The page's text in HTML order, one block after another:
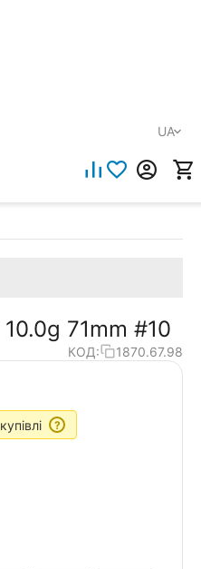
UA
71mm #10
КОД: 1870.67.98
?